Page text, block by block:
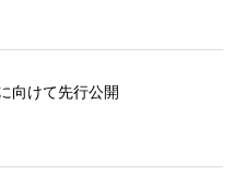
向けて先行公開